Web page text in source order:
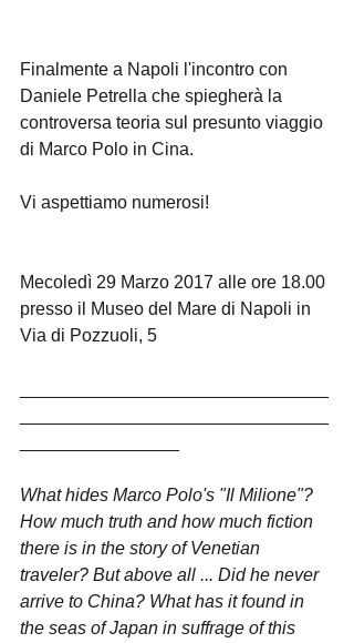
Finalmente a Napoli l'incontro con
Daniele Petrella che spiegherà la
controversa teoria sul presunto viaggio
di Marco Polo in Cina.
Vi aspettiamo numerosi!
Mecoledì 29 Marzo 2017 alle ore 18.00
presso il Museo del Mare di Napoli in
Via di Pozzuoli, 5
What hides Marco Polo's "Il Milione"?
How much truth and how much fiction
there is in the story of Venetian
traveler? But above all ... Did he never
arrive to China? What has it found in
the seas of Japan in suffrage of this